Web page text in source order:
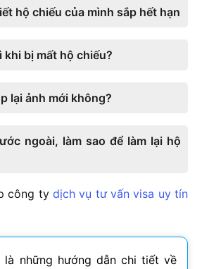
hộ chiếu của mình sắp hết hạn
khi bị mất hộ chiếu?
lại ảnh mới không?
ngoài, làm sao để làm lại hộ
công tydịch vụ tư vấn visa uy tín
là những hướng dẫn chi tiết về